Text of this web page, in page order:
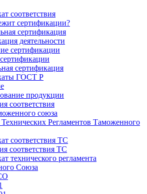
соответствия
сертификации?
сертификация
деятельности
сертификации
сертификация
ГОСТ Р
продукции
соответствия
союза
Регламентов Таможенного
соответствия ТС
соответствия ТС
технического регламента
Союза